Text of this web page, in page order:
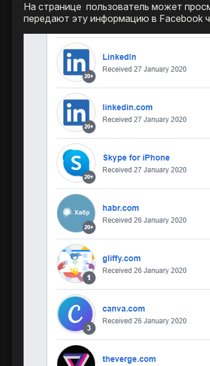
На странице пользователь может
передают эту информацию в Facebook